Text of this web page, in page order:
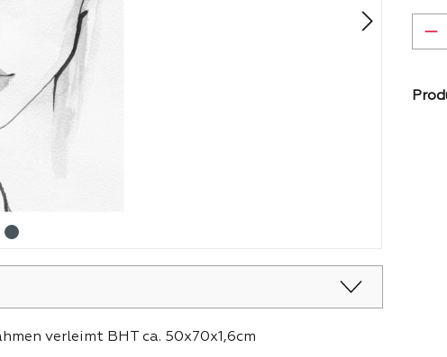
verleimt BHT ca. 50x70x1,6cm